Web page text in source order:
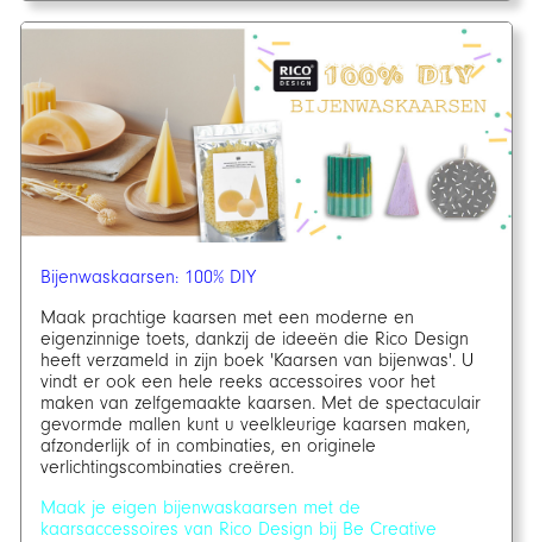
Bijenwaskaarsen: 100% DIY
Maak prachtige kaarsen met een moderne en
eigenzinnige toets, dankzij de ideeën die Rico Design
heeft verzameld in zijn boek 'Kaarsen van bijenwas'. U
vindt er ook een hele reeks accessoires voor het
maken van zelfgemaakte kaarsen. Met de spectaculair
gevormde mallen kunt u veelkleurige kaarsen maken,
afzonderlijk of in combinaties, en originele
verlichtingscombinaties creëren.
Maak je eigen bijenwaskaarsen met de
kaarsaccessoires van Rico Design bij Be Creative